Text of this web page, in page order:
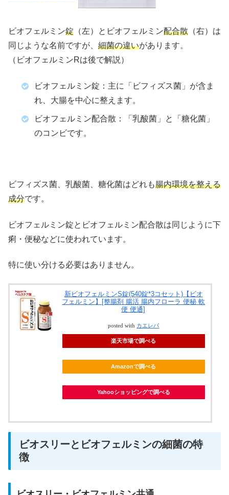
ビオフェルミン錠 （左）とビオフェルミン配合散 （右）は
同じような名前ですが、 細菌の違いがあります。
（ビオフェルミンRは後で解説）
ビオフェルミン錠：主に「ビフィズス菌」が含ま
れ、大腸を中心に整えます。
ビオフェルミン配合散：「乳酸菌」と「糖化菌」
のコンビです。
ビフィズス菌、乳酸菌、糖化菌はどれも腸内環境を整える
成分です。
ビオフェルミン錠とビオフェルミン配合散は同じように下
痢・便秘などに使われています。
特に使い分ける必要はありません。
新ビオフェルミンS錠(540錠*3コセット)【ビオ
フェルミン】[整腸剤 腸活 腸内フローラ 便秘 軟
便 便通]
posted with カエレバ
楽天市場で調べる
Amazonで調べる
Yahooショッピングで調べる
ビオスリーとビオフェルミンの細菌の特
徴